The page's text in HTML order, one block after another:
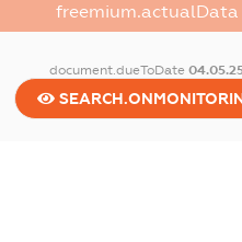
freemium.actualData
document.dueToDate